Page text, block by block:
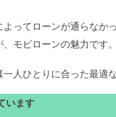
ってローンが通らな
モビローンの魅力です。
人ひとりに合った最適
います